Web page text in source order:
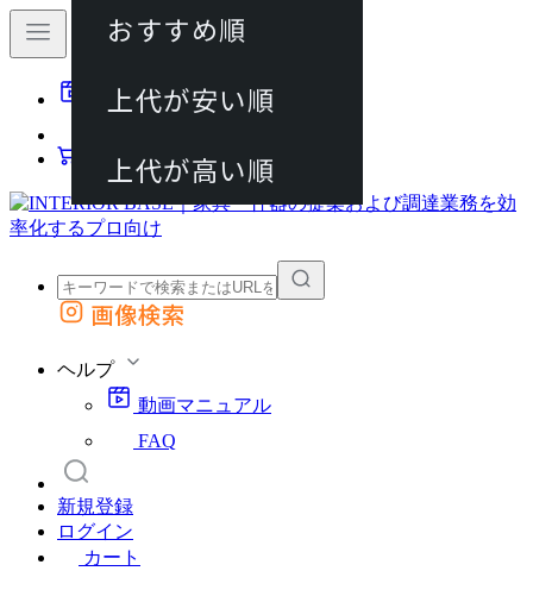
動画マニュアル
カート
外部サイトの商品をカートに追加
画像検索
ヘルプ
動画マニュアル
FAQ
新規登録
ログイン
カート
おすすめ順
上代が安い順
上代が高い順